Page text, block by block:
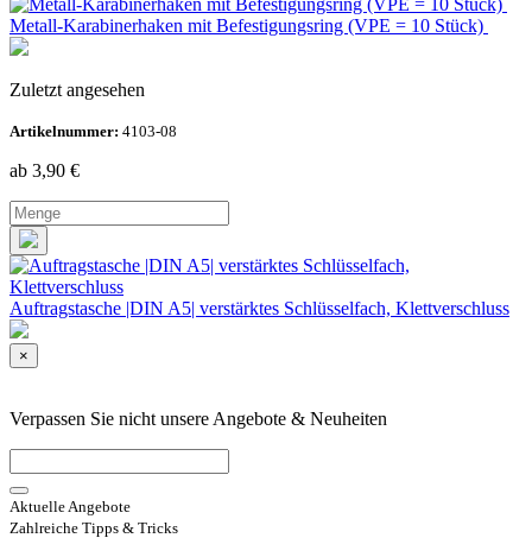
Metall-Karabinerhaken mit Befestigungsring (VPE = 10 Stück)
Zuletzt angesehen
Artikelnummer: 4103-08
ab 3,90 €
Auftragstasche |DIN A5| verstärktes Schlüsselfach, Klettverschluss
×
Verpassen Sie nicht unsere Angebote & Neuheiten
Aktuelle Angebote
Zahlreiche Tipps & Tricks